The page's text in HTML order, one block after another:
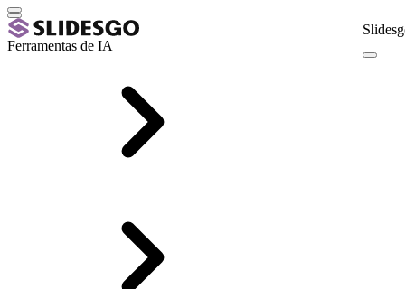
Ferramentas de IA